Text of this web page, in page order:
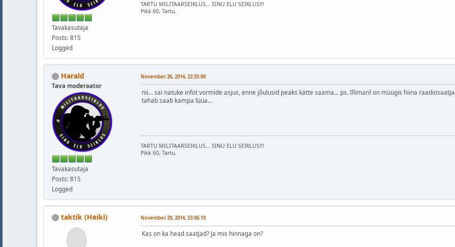
Tavakasutaja
Posts: 815
Logged
TARTU MILITAARSEIKLUS... SINU ELU SEIKLUS!!!
Pikk 60, Tartu.
Harald
Tava moderaator
Tavakasutaja
Posts: 815
Logged
November 26, 2014, 22:55:00
nii... sai natuke infot vormide asjus, enne jõulusid peaks kätte saama... ps. Illimaril on müügis hiina
tahab saab kampa lüüa...
TARTU MILITAARSEIKLUS... SINU ELU SEIKLUS!!!
Pikk 60, Tartu.
taktik (Heiki) November 29, 2014, 23:06:19
Kas on ka head saatjad? Ja mis hinnaga on?